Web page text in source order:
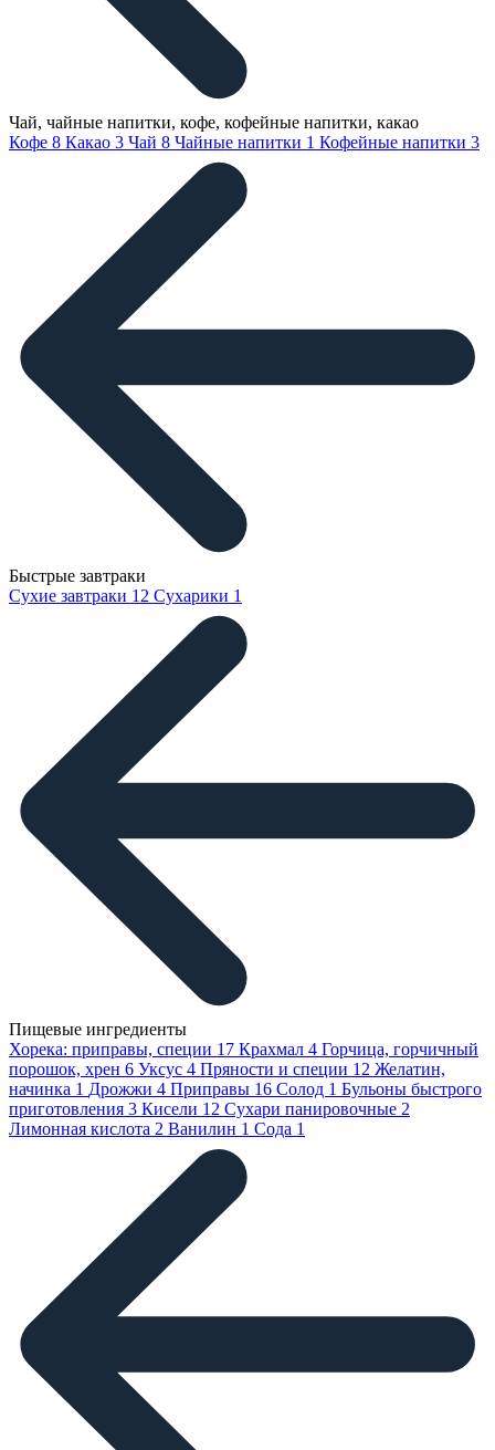
Чай, чайные напитки, кофе, кофейные напитки, какао
Кофе 8 Какао 3 Чай 8 Чайные напитки 1 Кофейные напитки 3
Быстрые завтраки
Сухие завтраки 12 Сухарики 1
Пищевые ингредиенты
Хорека: приправы, специи 17 Крахмал 4 Горчица, горчичный
порошок, хрен 6 Уксус 4 Пряности и специи 12 Желатин,
начинка 1 Дрожжи 4 Приправы 16 Солод 1 Бульоны быстрого
приготовления 3 Кисели 12 Сухари панировочные 2
Лимонная кислота 2 Ванилин 1 Сода 1